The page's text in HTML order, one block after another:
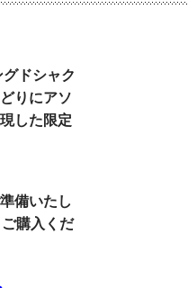
ドシャク
りにアソ
した限定
備いたし
購入くだ